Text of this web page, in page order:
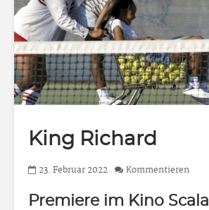
King Richard
23. Februar 2022 Kommentieren
Premiere im Kino Scala